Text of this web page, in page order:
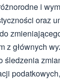
i
oraz
z głównych
śledzenia